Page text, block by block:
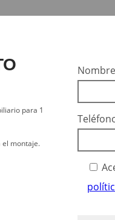
para 1
el montaje.